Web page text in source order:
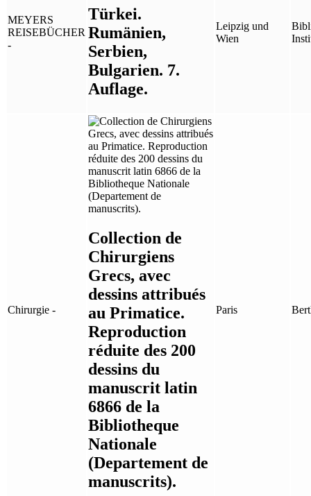
MEYERS
REISEBÜCHER
-
Türkei.
Rumänien,
Serbien,
Bulgarien. 7.
Auflage.
Leipzig und
Wien
Chirurgie -
Collection de
Chirurgiens
Grecs, avec
dessins attribués
au Primatice.
Reproduction
réduite des 200
dessins du
manuscrit latin
6866 de la
Bibliotheque
Nationale
(Departement de
manuscrits).
Paris